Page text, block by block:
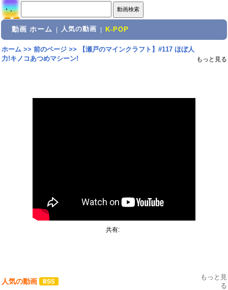
動画 ホーム 人気の動画 K-POP
ホーム>> 前のページ>>
【瀬戸のマインクラフト】#117 ほぼ人
力!キノコあつめマシーン!
もっと見る
共有:
人気の動画
もっと見
る